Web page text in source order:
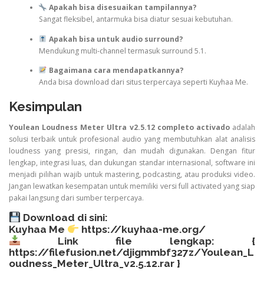
Apakah bisa disesuaikan tampilannya?
Sangat fleksibel, antarmuka bisa diatur sesuai kebutuhan.
Apakah bisa untuk audio surround?
Mendukung multi-channel termasuk surround 5.1.
Bagaimana cara mendapatkannya?
Anda bisa download dari situs terpercaya seperti Kuyhaa Me.
Kesimpulan
Youlean Loudness Meter Ultra v2.5.12 completo activadoadalah
solusi terbaik untuk profesional audio yang membutuhkan alat analisis
loudness yang presisi, ringan, dan mudah digunakan. Dengan fitur
lengkap, integrasi luas, dan dukungan standar internasional, software ini
menjadi pilihan wajib untuk mastering, podcasting, atau produksi video.
Jangan lewatkan kesempatan untuk memiliki versi full activated yang siap
pakai langsung dari sumber terpercaya.
Download di sini:
Kuyhaa Me
https://kuyhaa-me.org/
Link file lengkap: {
https://filefusion.net/djigmmbf327z/Youlean_L
oudness_Meter_Ultra_v2.5.12.rar }